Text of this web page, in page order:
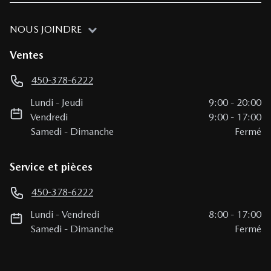
NOUS JOINDRE
Ventes
450-378-6222
Lundi - Jeudi 9:00 - 20:00
Vendredi
9:00 - 17:00
Samedi - Dimanche Fermé
Service et pièces
450-378-6222
Lundi -Vendredi 8:00 - 17:00
Samedi - Dimanche Fermé